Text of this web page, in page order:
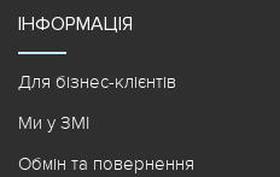
ІНФОРМАЦІЯ
Для бізнес-клієнтів
Ми у ЗМІ
Обмін та повернення